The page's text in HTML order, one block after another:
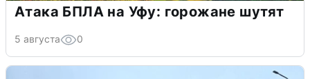
Атака БПЛА на Уфу: горожане шутят
5 августа 0